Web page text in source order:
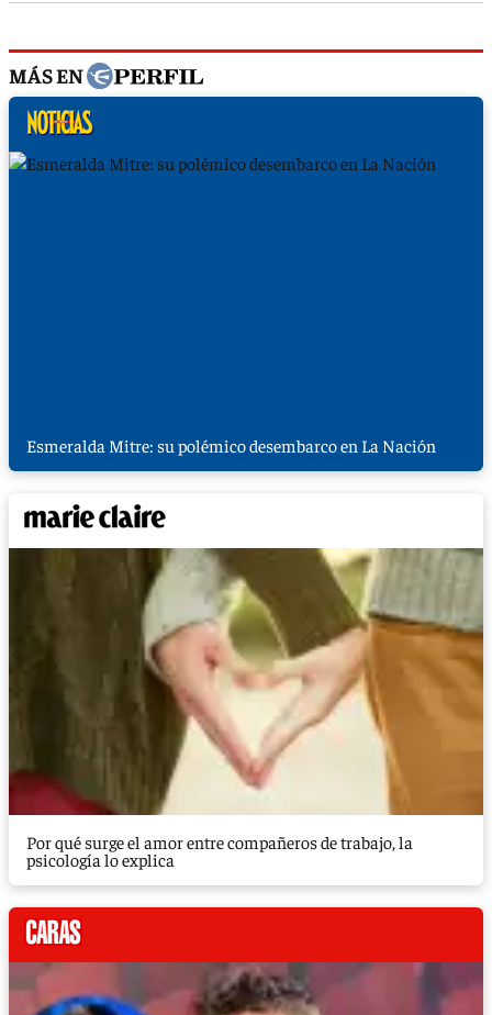
MÁS EN
Esmeralda Mitre: su polémico desembarco en La Nación
Por qué surge el amor entre compañeros de trabajo, la
psicología lo explica